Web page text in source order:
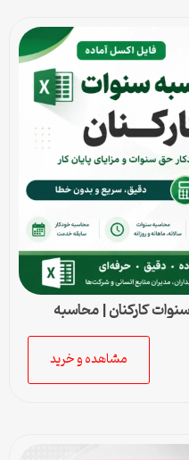
کارکنان | محاسبه
مشاهده و خرید